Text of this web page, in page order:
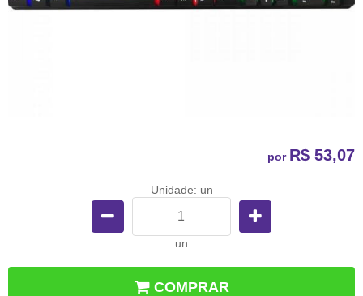
por R$ 53,07
Unidade: un
un
COMPRAR